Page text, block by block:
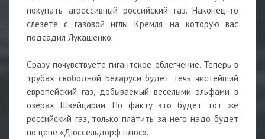
покупать агрессивный российский газ. Наконец-то
слезете с газовой иглы Кремля, на которую вас
подсадил Лукашенко.
Сразу почувствуете гигантское облегчение. Теперь в
трубах свободной Беларуси будет течь чистейший
европейский газ, добываемый веселыми эльфами в
озерах Швейцарии. По факту это будет тот же
российский газ, только платить за него надо будет
по цене «Дюссельдорф плюс».